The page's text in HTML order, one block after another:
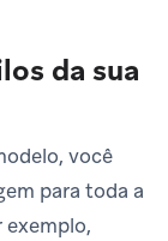
da sua
você
para toda a
exemplo,